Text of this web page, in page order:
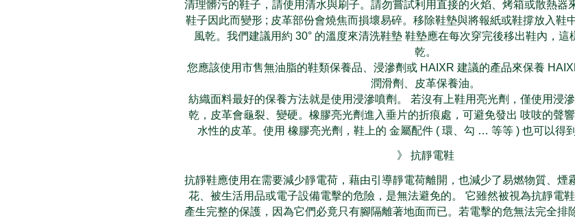
清理髒污的鞋子，請使用清水與刷子。請勿嘗試利用直接的火焰、烤箱或散熱器
鞋子因此而變形 ; 皮革部份會燒焦而損壞易碎。移除鞋墊與將報紙或鞋撐放入鞋
風乾。我們建議用約 30° 的溫度來清洗鞋墊 鞋墊應在每次穿完後移出鞋內，這
乾。
您應該使用市售無油脂的鞋類保養品、浸滲劑或 HAIXR 建議的產品來保養
潤滑劑、皮革保養油。
紡織面料最好的保養方法就是使用浸滲噴劑。 若沒有上鞋用亮光劑，僅使用浸
乾，皮革會龜裂、變硬。橡膠亮光劑進入垂片的折痕處，可避免發出 吱吱的聲
水性的皮革。使用 橡膠亮光劑，鞋上的 金屬配件 ( 環、勾 … 等等 ) 也可以得
》 抗靜電鞋
抗靜鞋應使用在需要減少靜電荷，藉由引導靜電荷離開，也減少了易燃物質、煙
花、被生活用品或電子設備電擊的危險，是無法避免的。 它雖然被視為抗靜電鞋
產生完整的保護，因為它們必竟只有腳隔離著地面而已。若電擊的危無法完全排